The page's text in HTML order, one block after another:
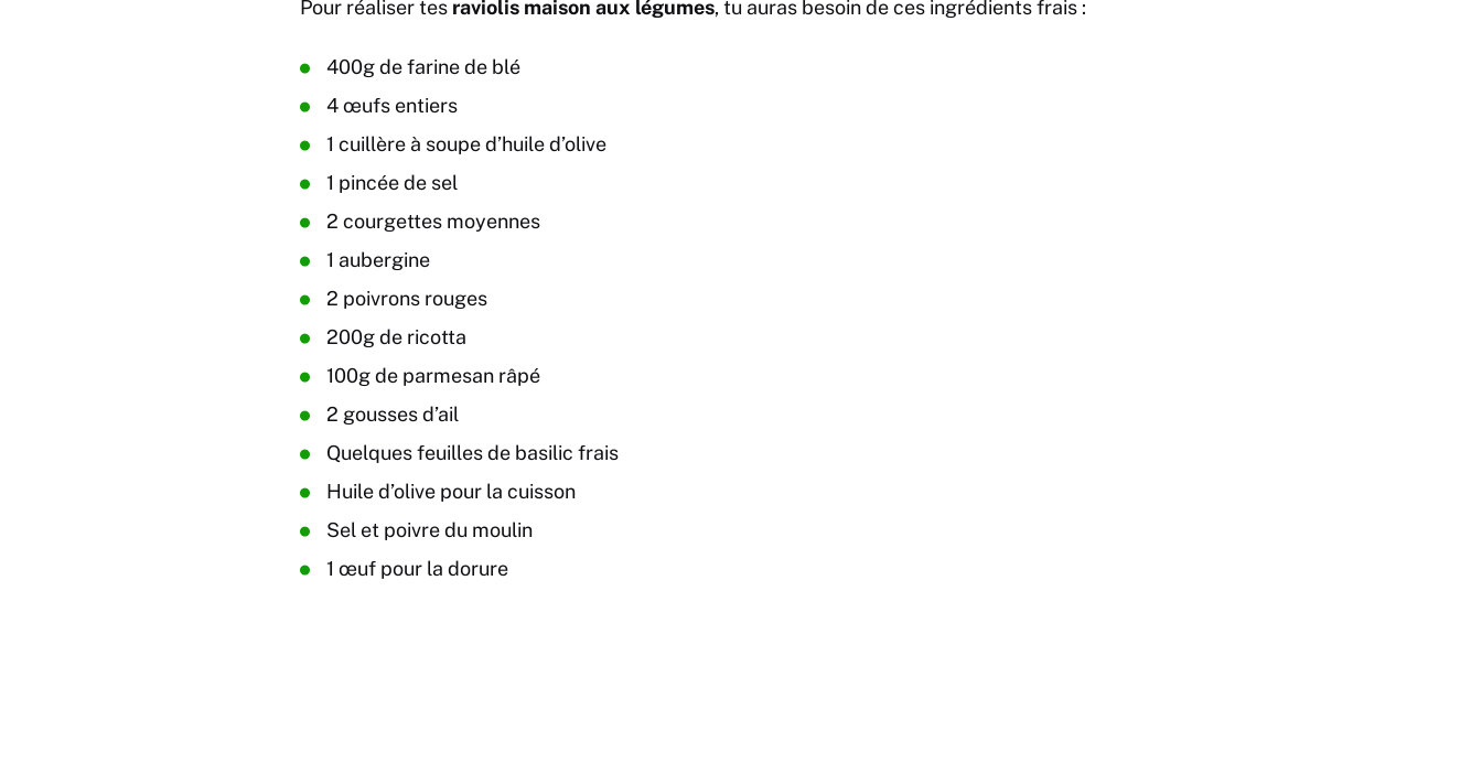
Pour réaliser tes raviolis maison aux légumes, tu auras besoin de ces ingrédients frais :
400g de farine de blé
4 œufs entiers
1 cuillère à soupe d’huile d’olive
1 pincée de sel
2 courgettes moyennes
1 aubergine
2 poivrons rouges
200g de ricotta
100g de parmesan râpé
2 gousses d’ail
Quelques feuilles de basilic frais
Huile d’olive pour la cuisson
Sel et poivre du moulin
1 œuf pour la dorure